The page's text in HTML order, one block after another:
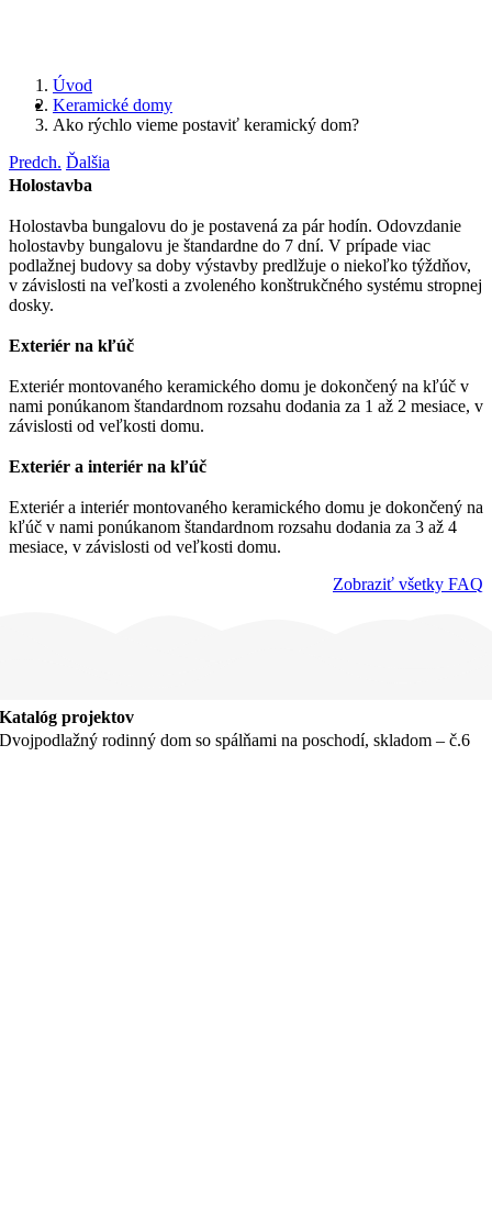
Úvod
Keramické domy
Ako rýchlo vieme postaviť keramický dom?
Predch. Ďalšia
Holostavba
Holostavba bungalovu do je postavená za pár hodín. Odovzdanie
holostavby bungalovu je štandardne do 7 dní. V prípade viac
podlažnej budovy sa doby výstavby predlžuje o niekoľko týždňov,
v závislosti na veľkosti a zvoleného konštrukčného systému stropnej
dosky.
Exteriér na kľúč
Exteriér montovaného keramického domu je dokončený na kľúč v
nami ponúkanom štandardnom rozsahu dodania za 1 až 2 mesiace, v
závislosti od veľkosti domu.
Exteriér a interiér na kľúč
Exteriér a interiér montovaného keramického domu je dokončený na
kľúč v nami ponúkanom štandardnom rozsahu dodania za 3 až 4
mesiace, v závislosti od veľkosti domu.
Zobraziť všetky FAQ
Katalóg projektov
Dvojpodlažný rodinný dom so spálňami na poschodí, skladom – č.6